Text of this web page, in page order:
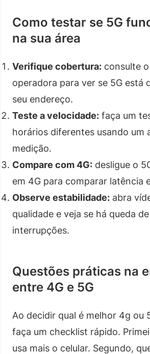
Como testar se 5G
na sua área
Verifique cobertura: consulte
operadora para ver se 5G está
seu endereço.
Teste a velocidade: faça um
horários diferentes usando um
medição.
Compare com 4G: desligue o
em 4G para comparar latência
Observe estabilidade: abra
qualidade e veja se há queda
interrupções.
Questões práticas na
entre 4G e 5G
Ao decidir qual é melhor 4g ou
faça um checklist rápido.
usa mais o celular. Segundo,